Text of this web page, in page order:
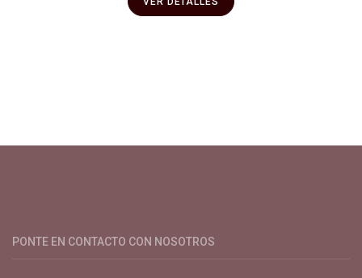
PONTE EN CONTACTO CON NOSOTROS